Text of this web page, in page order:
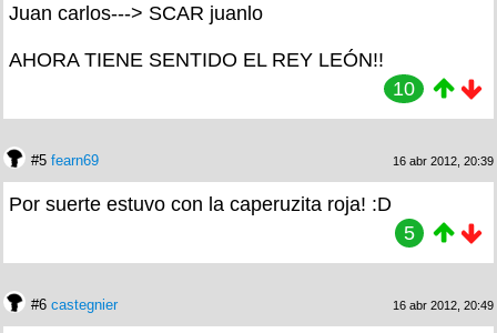
Juan carlos---> SCAR juanlo
AHORA TIENE SENTIDO EL REY LEÓN!!
10
#5 fearn69 16 abr 2012, 20:39
Por suerte estuvo con la caperuzita roja! :D
5
#6 castegnier 16 abr 2012, 20:49